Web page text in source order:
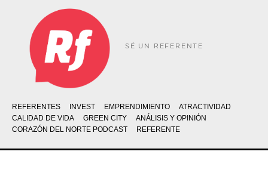
SÉ UN REFERENTE
REFERENTES INVEST EMPRENDIMIENTO
ATRACTIVIDAD
CALIDAD DE VIDA
GREEN CITY
ANÁLISIS Y OPINIÓN
CORAZÓN DEL NORTE PODCAST
REFERENTE